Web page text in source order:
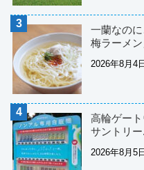
一蘭なの
梅ラーメン
2026年8月4日
高輪ゲー
サントリー
2026年8月5日